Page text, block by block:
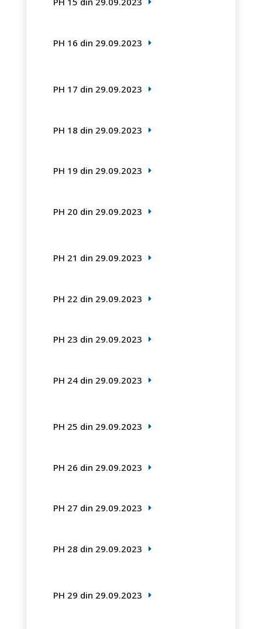
PH 16 din 29.09.2023
PH 17 din 29.09.2023
PH 18 din 29.09.2023
PH 19 din 29.09.2023
PH 20 din 29.09.2023
PH 21 din 29.09.2023
PH 22 din 29.09.2023
PH 23 din 29.09.2023
PH 24 din 29.09.2023
PH 25 din 29.09.2023
PH 26 din 29.09.2023
PH 27 din 29.09.2023
PH 28 din 29.09.2023
PH 29 din 29.09.2023